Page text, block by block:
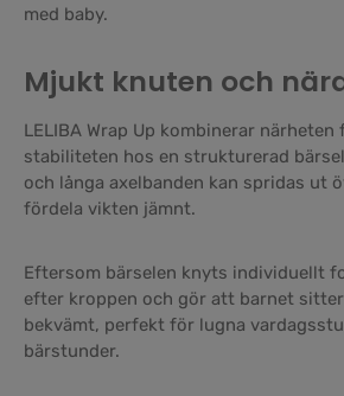
med baby.
Mjukt knuten och
LELIBA Wrap Up kombinerar
stabiliteten hos en strukturerad
och långa axelbanden kan spridas ut
fördela vikten jämnt.
Eftersom bärselen knyts individuellt
efter kroppen och gör att barnet
bekvämt, perfekt för lugna
bärstunder.